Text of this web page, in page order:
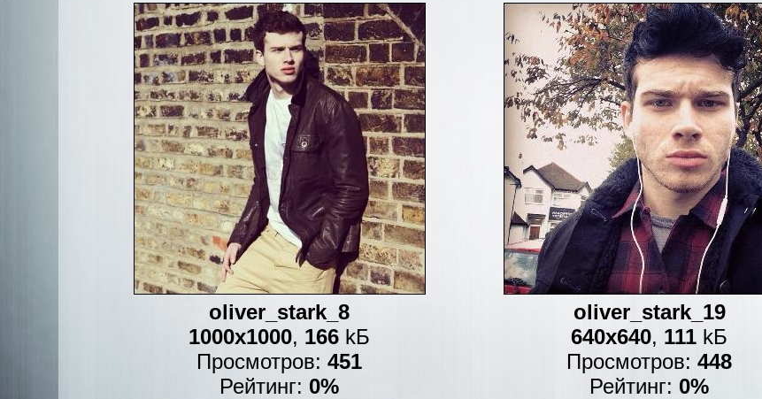
oliver_stark_8
1000x1000, 166 kБ
Просмотров:451
Рейтинг: 0%
oliver_stark_19
640x640, 111 kБ
Просмотров:448
Рейтинг: 0%